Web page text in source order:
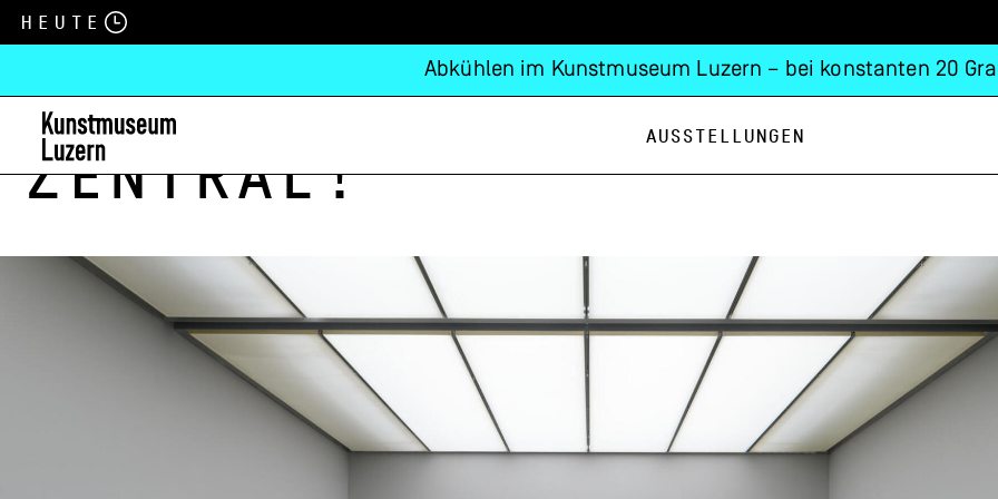
Heute
Abkühlen im Kunstmuseum Luzern – bei konstanten 20
Ausstellungen
zentral!